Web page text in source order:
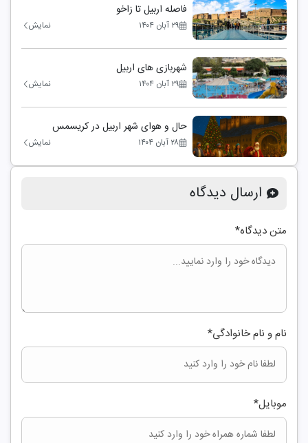
فاصله اربیل تا زاخو
۲۹ آبان ۱۴۰۴ نمایش
شهربازی های اربیل
۲۹ آبان ۱۴۰۴ نمایش
حال و هوای شهر اربیل در کریسمس
۲۸ آبان ۱۴۰۴ نمایش
ارسال دیدگاه
متن دیدگاه*
نام و نام خانوادگی*
موبایل*